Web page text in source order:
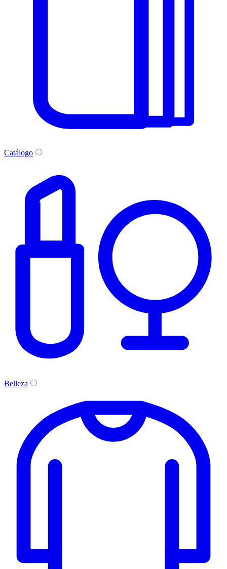
Catálogo
Belleza